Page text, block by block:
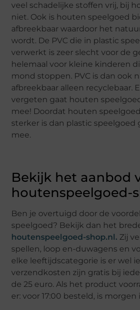
veel schadelijke stoffen vrij, bij
niet. Ook is houten speelgoed
afbreekbaar waardoor het
wordt. De PVC die in plastic
verwerkt is zeer slecht voor de
helemaal voor kleine kinderen
mond stoppen. PVC is dan ook
afbreekbaar alleen recyclebaar.
vergeten gaat houten
mee! Doordat houten
sterker is dan plastic speelgoed
mee.
Bekijk het aanbod
houtenspeelgoed-
Ben je overtuigd door de
speelgoed? Bekijk dan het
houtenspeelgoed-shop.nl. Zij
spellen, loop en-duwagens en
elke leeftijdscategorie is er wel
verzendkosten zijn gratis bij
de 25 euro. Als het product
er: voor 17:00 besteld, is morgen